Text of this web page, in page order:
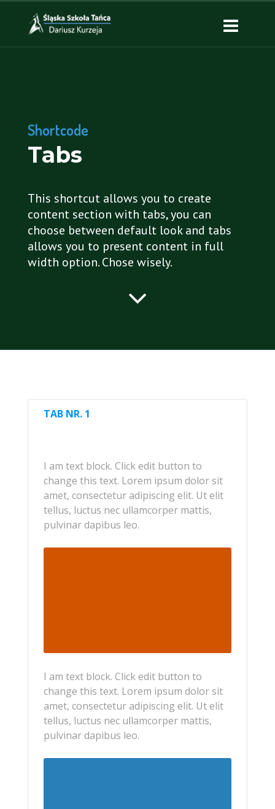
Shortcode
Tabs
This shortcut allows you to create
content section with tabs, you can
choose between default look and tabs
allows you to present content in full
width option. Chose wisely.
TAB NR. 1
I am text block. Click edit button to
change this text. Lorem ipsum dolor sit
amet, consectetur adipiscing elit. Ut elit
tellus, luctus nec ullamcorper mattis,
pulvinar dapibus leo.
I am text block. Click edit button to
change this text. Lorem ipsum dolor sit
amet, consectetur adipiscing elit. Ut elit
tellus, luctus nec ullamcorper mattis,
pulvinar dapibus leo.